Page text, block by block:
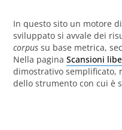
In questo sito un motore
sviluppato si avvale dei
corpus su base metrica,
Nella paginaScansioni
dimostrativo semplificato,
dello strumento con cui è